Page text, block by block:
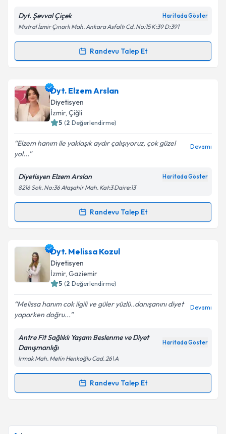
Kişisel verilerimin işlenmesine ilişkin
Aydınlatma
Metni'ni okudum ve kişisel verilerimin belirtilen
kapsamda işlenmesini kabul ediyorum.
Dyt. Şevval Çiçek Haritada Göster
Mistral İzmir Çınarlı Mah. Ankara Asfaltı Cd. No:15 K:39 D:391
Randevu Talep Et
Randevu Takvimi Talebi
Dyt. Şevval Çiçekiçin randevu takvimi talebi
oluşturun. Size bu uzmandan randevu almanız için bir
takvim hazırlandığında e-posta ile bilgilendireceğiz.
Kişisel verilerimin işlenmesine ilişkin
Aydınlatma
Metni'ni okudum ve kişisel verilerimin belirtilen
kapsamda işlenmesini kabul ediyorum.
Dyt. Elzem Arslan
Diyetisyen
İzmir, Çiğli
5 (2 Değerlendirme)
Elzem hanım ile yaklaşık aydır çalışıyoruz, çok güzel
yol...
Devamı
Diyetisyen Elzem Arslan Haritada Göster
8216 Sok. No:36 Ataşahir Mah. Kat:3 Daire:13
Randevu Talep Et
Randevu Takvimi Talebi
Dyt. Elzem Arslaniçin randevu takvimi talebi
oluşturun. Size bu uzmandan randevu almanız için bir
takvim hazırlandığında e-posta ile bilgilendireceğiz.
Kişisel verilerimin işlenmesine ilişkin
Aydınlatma
Metni
kapsamda işlenmesini kabul ediyorum.
Takvim Talebini Gönder
Dyt. Melissa Kozul
Diyetisyen
İzmir, Gaziemir
5 (2 Değerlendirme)
Melissa hanım cok ilgili ve güler yüzlü..danışanını diyet
yaparken doğru...
Devamı
Antre Fit Sağlıklı Yaşam Beslenme ve Diyet
Danışmanlığı
Haritada Göster
Irmak Mah. Metin Henkoğlu Cad. 26\A
Randevu Talep Et
Randevu Takvimi Talebi